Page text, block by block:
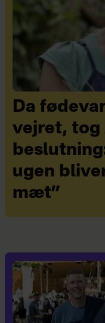
Da
vejret, tog
ugen
mæt”